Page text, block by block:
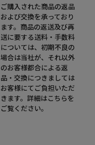
ご購入された商品の返品
および交換を承っており
ます。商品の返送及び再
送に要する送料・手数料
については、初期不良の
場合は当社が、それ以外
のお客様都合による返
品・交換につきましては
お客様にてご負担いただ
きます。詳細はこちらを
ご覧ください。